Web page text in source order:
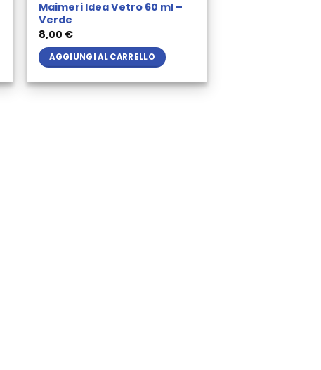
Maimeri Idea Vetro 60 ml –
Verde
8,00 €
AGGIUNGI AL CARRELLO